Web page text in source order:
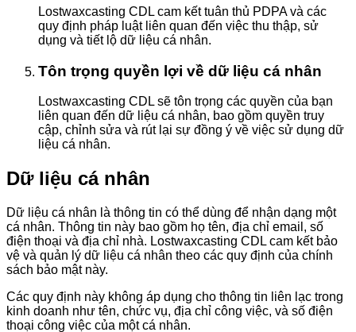
Lostwaxcasting CDL cam kết tuân thủ PDPA và các
quy định pháp luật liên quan đến việc thu thập, sử
dụng và tiết lộ dữ liệu cá nhân.
Tôn trọng quyền lợi về dữ liệu cá nhân
Lostwaxcasting CDL sẽ tôn trọng các quyền của bạn
liên quan đến dữ liệu cá nhân, bao gồm quyền truy
cập, chỉnh sửa và rút lại sự đồng ý về việc sử dụng dữ
liệu cá nhân.
Dữ liệu cá nhân
Dữ liệu cá nhân là thông tin có thể dùng để nhận dạng một
cá nhân. Thông tin này bao gồm họ tên, địa chỉ email, số
điện thoại và địa chỉ nhà. Lostwaxcasting CDL cam kết bảo
vệ và quản lý dữ liệu cá nhân theo các quy định của chính
sách bảo mật này.
Các quy định này không áp dụng cho thông tin liên lạc trong
kinh doanh như tên, chức vụ, địa chỉ công việc, và số điện
thoại công việc của một cá nhân.